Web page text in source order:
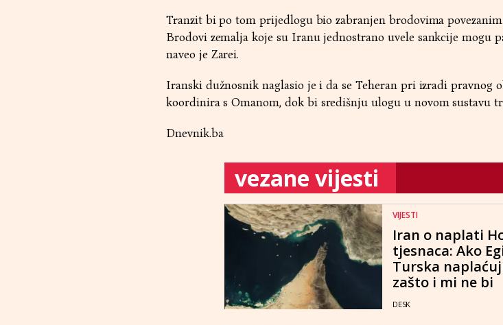
Tranzit bi po tom prijedlogu bio zabranjen brodovima povezanim
Brodovi zemalja koje su Iranu jednostrano uvele sankcije mogu
naveo je Zarei.
Iranski dužnosnik naglasio je i da se Teheran pri izradi pravnog
koordinira s Omanom, dok bi središnju ulogu u novom sustavu
Dnevnik.ba
vezane vijesti
VIJESTI
Iran o naplati
tjesnaca: Ako
Turska
zašto i mi ne bi
DESK